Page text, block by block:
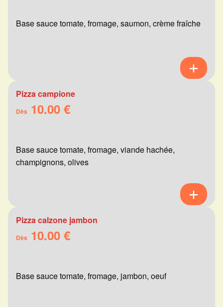
Base sauce tomate, fromage, saumon, crème fraîche
Pizza campione
Dès 10.00 €
Base sauce tomate, fromage, viande hachée,
champignons, olives
Pizza calzone jambon
Dès 10.00 €
Base sauce tomate, fromage, jambon, oeuf